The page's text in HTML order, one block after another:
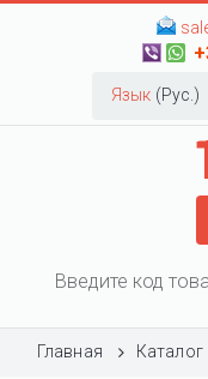
Язык (Рус.)
Главная Каталог